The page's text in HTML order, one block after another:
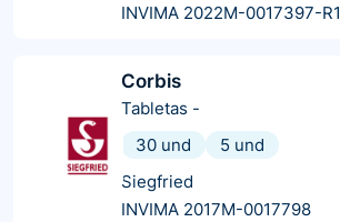
INVIMA 2022M-0017397-R1
Corbis
Tabletas -
30 und
5 und
Siegfried
INVIMA 2017M-0017798